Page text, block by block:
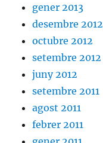
gener 2013
desembre 2012
octubre 2012
setembre 2012
juny 2012
setembre 2011
agost 2011
febrer 2011